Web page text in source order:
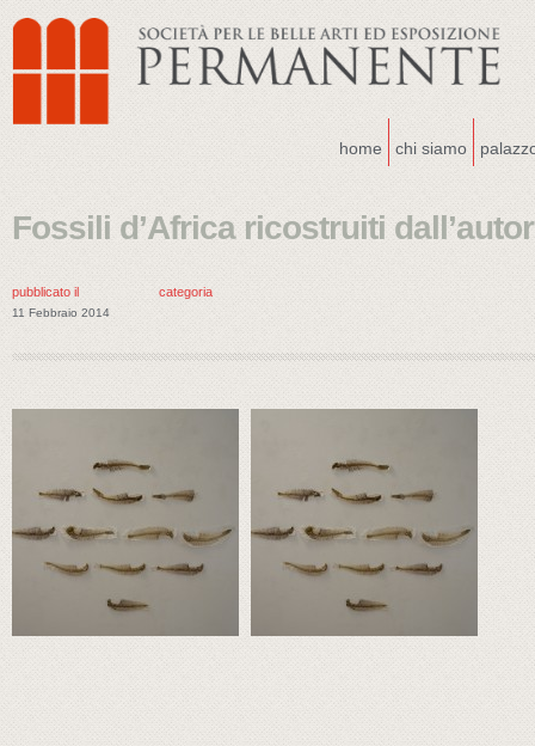
home chi siamo
Fossili d’Africa ricostruiti
pubblicato il
11 Febbraio 2014
categoria